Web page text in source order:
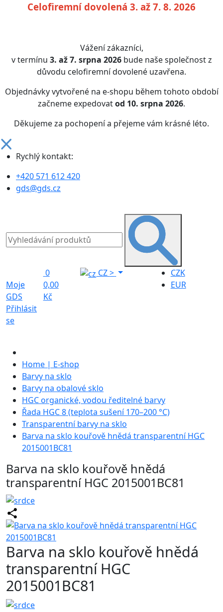
Celofiremní dovolená 3. až 7. 8. 2026
Vážení zákazníci,
v termínu 3. až 7. srpna 2026bude naše společnost z
důvodu celofiremní dovolené uzavřena.
Objednávky vytvořené na e-shopu během tohoto období
začneme expedovatod 10. srpna 2026.
Děkujeme za pochopení a přejeme vám krásné léto.
Rychlý kontakt:
+420 571 612 420
gds@gds.cz
Moje
GDS
Přihlásit
se
0
0,00
Kč
CZ>
CZK
EUR
Home | E-shop
Barvy na sklo
Barvy na obalové sklo
HGC organické, vodou ředitelné barvy
Řada HGC 8 (teplota sušení 170–200 °C)
Transparentní barvy na sklo
Barva na sklo kouřově hnědá transparentní HGC
2015001BC81
Barva na sklo kouřově hnědá
transparentní HGC 2015001BC81
Barva na sklo kouřově hnědá
transparentní HGC
2015001BC81